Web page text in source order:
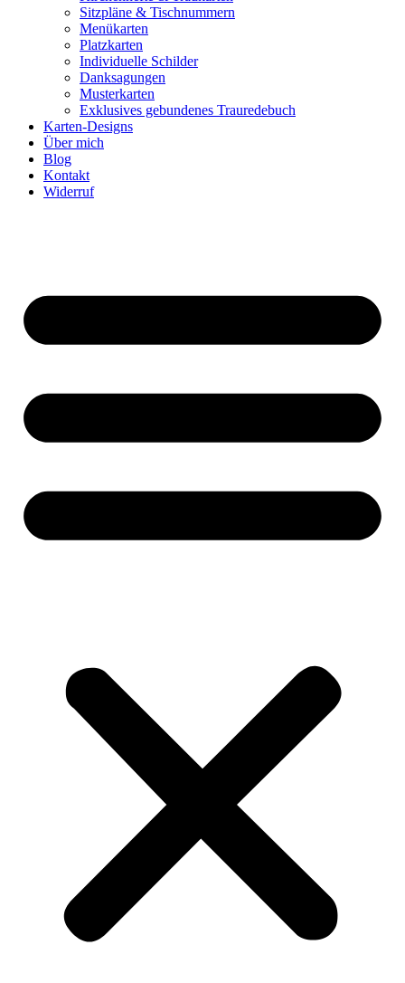
Sitzpläne & Tischnummern
Menükarten
Platzkarten
Individuelle Schilder
Danksagungen
Musterkarten
Exklusives gebundenes Trauredebuch
Karten-Designs
Über mich
Blog
Kontakt
Widerruf